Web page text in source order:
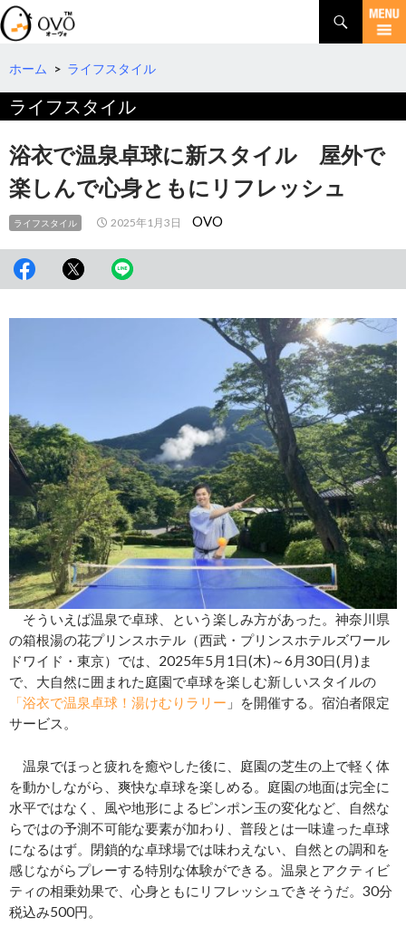
検
索
コ
テ
ツ
へ
移
動
ホーム > ライフスタイル
ライフスタイル
浴衣で温泉卓球に新スタイル 屋外で
楽しんで心身ともにリフレッシュ
ライフスタイル 2025年1月3日 OVO
そういえば温泉で卓球、という楽しみ方があった。神奈川県
の箱根湯の花プリンスホテル（西武・プリンスホテルズワール
ドワイド・東京）では、2025年5月1日(木)～6月30日(月)ま
で、大自然に囲まれた庭園で卓球を楽しむ新しいスタイルの
「浴衣で温泉卓球！湯けむりラリー 」を開催する。宿泊者限定
サービス。
温泉でほっと疲れを癒やした後に、庭園の芝生の上で軽く体
を動かしながら、爽快な卓球を楽しめる。庭園の地面は完全に
水平ではなく、風や地形によるピンポン玉の変化など、自然な
らではの予測不可能な要素が加わり、普段とは一味違った卓球
になるはず。閉鎖的な卓球場では味わえない、自然との調和を
感じながらプレーする特別な体験ができる。温泉とアクティビ
ティの相乗効果で、心身ともにリフレッシュできそうだ。30分
税込み500円。